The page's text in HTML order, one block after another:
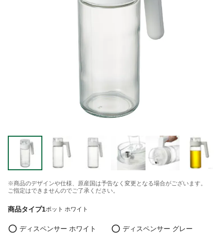
※商品のデザインや仕様、原産国は予告なく変更となる場合がございます。
ご指定はできませんのでご了承ください。
商品タイプ1ポット ホワイト
ディスペンサー ホワイト
ディスペンサー グレー